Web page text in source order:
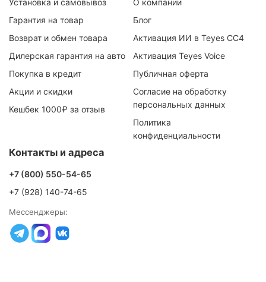
Гарантия на товар
Возврат и обмен товара
Дилерская гарантия на авто
Покупка в кредит
Акции и скидки
Кешбек 1000₽ за отзыв
Блог
Активация ИИ в Teyes CC4
Активация Teyes Voice
Публичная оферта
Согласие на обработку
персональных данных
Политика
конфиденциальности
Контакты и адреса
+7 (800) 550-54-65
+7 (928) 140-74-65
Мессенджеры: